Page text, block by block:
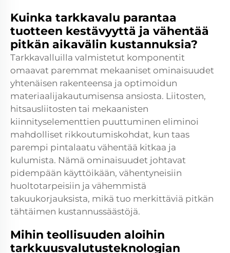
Kuinka tarkkavalu parantaa
tuotteen kestävyyttä ja vähentää
pitkän aikavälin kustannuksia?
Tarkkavalluilla valmistetut komponentit
omaavat paremmat mekaaniset ominaisuudet
yhtenäisen rakenteensa ja optimoidun
materiaalijakautumisensa ansiosta. Liitosten,
hitsausliitosten tai mekaanisten
kiinnityselementtien puuttuminen eliminoi
mahdolliset rikkoutumiskohdat, kun taas
parempi pintalaatu vähentää kitkaa ja
kulumista. Nämä ominaisuudet johtavat
pidempään käyttöikään, vähentyneisiin
huoltotarpeisiin ja vähemmistä
takuukorjauksista, mikä tuo merkittäviä pitkän
tähtäimen kustannussäästöjä.
Mihin teollisuuden aloihin
tarkkuusvalutusteknologian